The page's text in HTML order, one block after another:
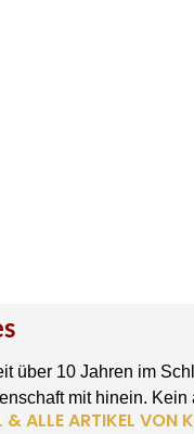
über 10 Jahren im
mit hinein.
& ALLE ARTIKEL VON